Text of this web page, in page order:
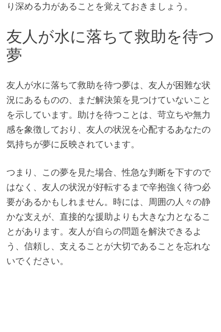
り深める力があることを覚えておきましょう。
友人が水に落ちて救助を待つ
夢
友人が水に落ちて救助を待つ夢は、友人が困難な状
況にあるものの、まだ解決策を見つけていないこと
を示しています。助けを待つことは、苛立ちや無力
感を象徴しており、友人の状況を心配するあなたの
気持ちが夢に反映されています。
つまり、この夢を見た場合、性急な判断を下すので
はなく、友人の状況が好転するまで辛抱強く待つ必
要があるかもしれません。時には、周囲の人々の静
かな支えが、直接的な援助よりも大きな力となるこ
とがあります。友人が自らの問題を解決できるよ
う、信頼し、支えることが大切であることを忘れな
いでください。